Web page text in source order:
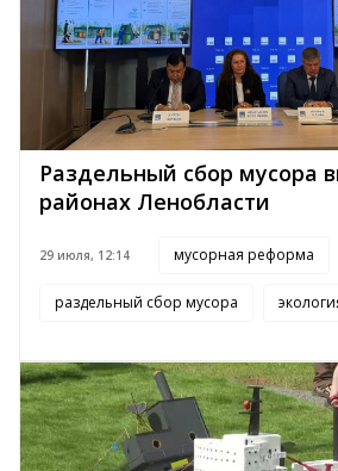
Раздельный сбор мусора
районах Ленобласти
29 июля, 12:14 мусорная реформа
раздельный сбор мусора